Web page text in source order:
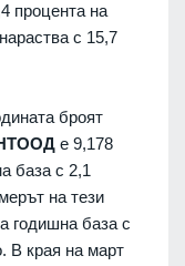
процента на
с 15,7
броят
НТООД е 9,178
база с 2,1
на тези
годишна база с
В края на март